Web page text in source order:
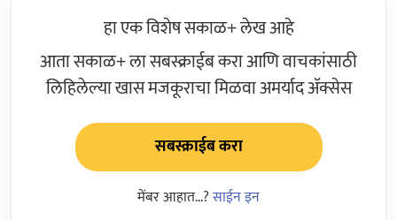
हा एक विशेष सकाळ+ लेख आहे
आता सकाळ+ ला सबस्क्राईब करा आणि वाचकांसाठी
लिहिलेल्या खास मजकूराचा मिळवा अमर्याद ॲक्सेस
सबस्क्राईब करा
मेंबर आहात...?साईन इन